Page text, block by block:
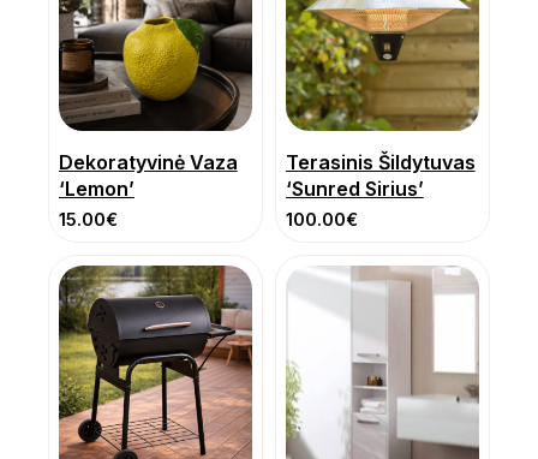
Dekoratyvinė Vaza
‘Lemon’
15.00€
Terasinis Šildytuvas
‘Sunred Sirius’
100.00€